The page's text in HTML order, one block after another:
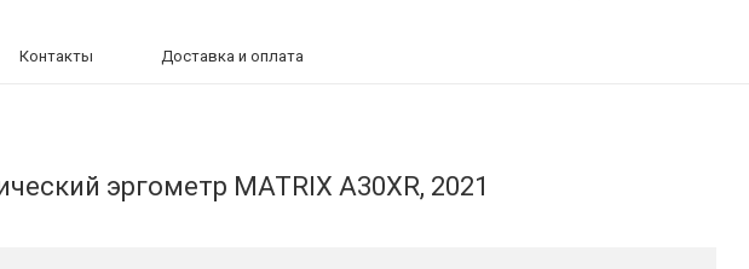
Контакты Доставка и оплата
эргометр MATRIX A30XR, 2021